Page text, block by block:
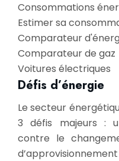
Consommations
Estimer sa
Comparateur
Comparateur de gaz
Voitures électriques
Défis d’énergie
Le secteur
3 défis majeurs :
contre le